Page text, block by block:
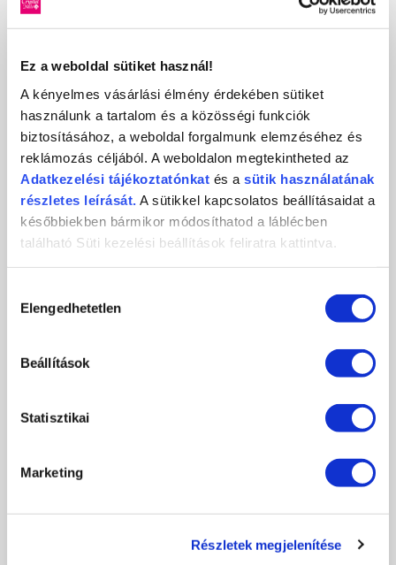
Ez a weboldal sütiket használ!
A kényelmes vásárlási élmény érdekében sütiket
használunk a tartalom és a közösségi funkciók
biztosításához, a weboldal forgalmunk elemzéséhez és
reklámozás céljából. A weboldalon megtekintheted az
Adatkezelési tájékoztatónkat és a sütik használatának
részletes leírását. A sütikkel kapcsolatos beállításaidat a
későbbiekben bármikor módosíthatod a láblécben
található Süti kezelési beállítások feliratra kattintva.
kiválasztása
Elengedhetetlen
Beállítások
Statisztikai
Marketing
Részletek megjelenítése
KAPCSOLÓDÓ FRISS MŰKÖRÖM
SOCIAL MEDIA SUMMER KÖRÖMVERSENY
2026-07-16